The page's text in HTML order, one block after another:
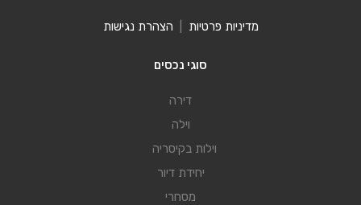
מדיניות פרטיות הצהרת נגישות
סוגי נכסים
דירה
וילה
וילות בקיסריה
יחידת דיור
מסחרי